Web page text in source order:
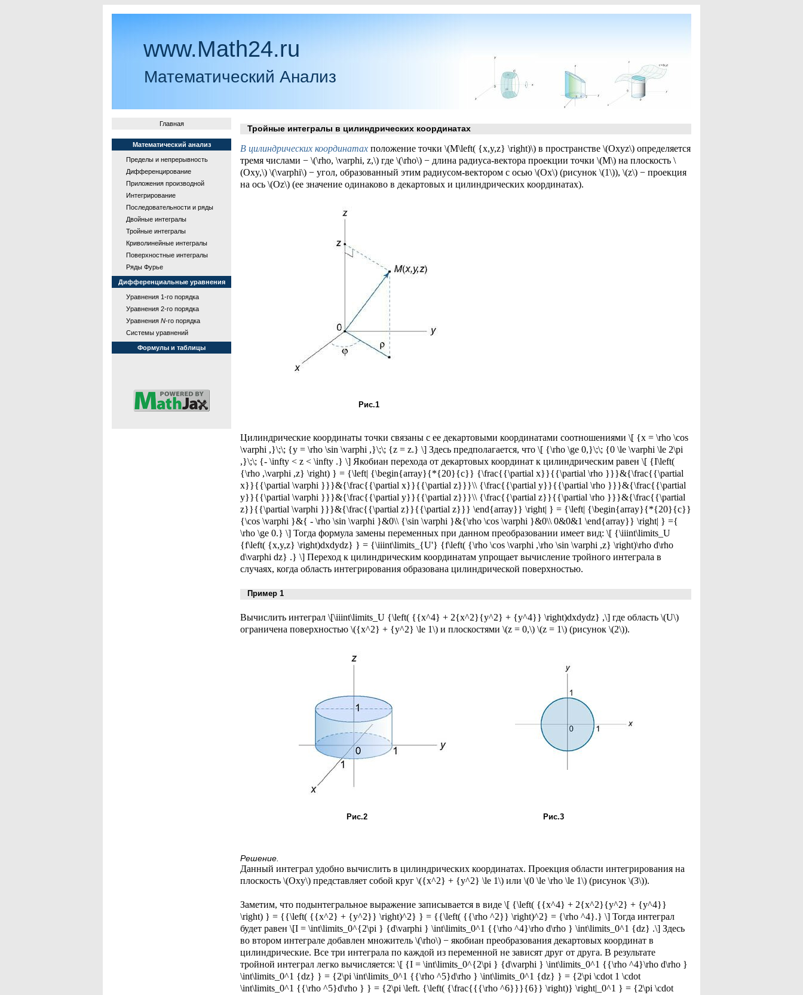
www.Math24.ru
Математический Анализ
Главная
Математический анализ
Пределы и непрерывность
Дифференцирование
Приложения производной
Интегрирование
Последовательности и ряды
Двойные интегралы
Тройные интегралы
Криволинейные интегралы
Поверхностные интегралы
Ряды Фурье
Дифференциальные уравнения
Уравнения 1-го порядка
Уравнения 2-го порядка
Уравнения N-го порядка
Системы уравнений
Формулы и таблицы
Тройные интегралы в цилиндрических координатах
В цилиндрических координатах положение точки \(M\left( {x,y,z} \right)\) в пространстве \(Oxyz\) определяется
тремя числами − \(\rho, \varphi, z,\) где \(\rho\) − длина радиуса-вектора проекции точки \(M\) на плоскость \
(Oxy,\) \(\varphi\) − угол, образованный этим радиусом-вектором с осью \(Ox\) (рисунок \(1\)), \(z\) − проекция
на ось \(Oz\) (ее значение одинаково в декартовых и цилиндрических координатах).
Рис.1
Цилиндрические координаты точки связаны с ее декартовыми координатами соотношениями \[ {x = \rho \cos
\varphi ,}\;\; {y = \rho \sin \varphi ,}\;\; {z = z.} \] Здесь предполагается, что \[ {\rho \ge 0,}\;\; {0 \le \varphi \le 2\pi
,}\;\; {- \infty < z < \infty .} \] Якобиан перехода от декартовых координат к цилиндрическим равен \[ {I\left(
{\rho ,\varphi ,z} \right) } = {\left| {\begin{array}{*{20}{c}} {\frac{{\partial x}}{{\partial \rho }}}&{\frac{{\partial
x}}{{\partial \varphi }}}&{\frac{{\partial x}}{{\partial z}}}\\ {\frac{{\partial y}}{{\partial \rho }}}&{\frac{{\partial
y}}{{\partial \varphi }}}&{\frac{{\partial y}}{{\partial z}}}\\ {\frac{{\partial z}}{{\partial \rho }}}&{\frac{{\partial
z}}{{\partial \varphi }}}&{\frac{{\partial z}}{{\partial z}}} \end{array}} \right| } = {\left| {\begin{array}{*{20}{c}}
{\cos \varphi }&{ - \rho \sin \varphi }&0\\ {\sin \varphi }&{\rho \cos \varphi }&0\\ 0&0&1 \end{array}} \right| } ={
\rho \ge 0.} \] Тогда формула замены переменных при данном преобразовании имеет вид: \[ {\iiint\limits_U
{f\left( {x,y,z} \right)dxdydz} } = {\iiint\limits_{U'} {f\left( {\rho \cos \varphi ,\rho \sin \varphi ,z} \right)\rho d\rho
d\varphi dz} .} \] Переход к цилиндрическим координатам упрощает вычисление тройного интеграла в
случаях, когда область интегрирования образована цилиндрической поверхностью.
Пример 1
Вычислить интеграл \[\iiint\limits_U {\left( {{x^4} + 2{x^2}{y^2} + {y^4}} \right)dxdydz} ,\] где область \(U\)
ограничена поверхностью \({x^2} + {y^2} \le 1\) и плоскостями \(z = 0,\) \(z = 1\) (рисунок \(2\)).
Рис.2 Рис.3
Решение.
Данный интеграл удобно вычислить в цилиндрических координатах. Проекция области интегрирования на
плоскость \(Oxy\) представляет собой круг \({x^2} + {y^2} \le 1\) или \(0 \le \rho \le 1\) (рисунок \(3\)).
Заметим, что подынтегральное выражение записывается в виде \[ {\left( {{x^4} + 2{x^2}{y^2} + {y^4}}
\right) } = {{\left( {{x^2} + {y^2}} \right)^2} } = {{\left( {{\rho ^2}} \right)^2} = {\rho ^4}.} \] Тогда интеграл
будет равен \[I = \int\limits_0^{2\pi } {d\varphi } \int\limits_0^1 {{\rho ^4}\rho d\rho } \int\limits_0^1 {dz} .\] Здесь
во втором интеграле добавлен множитель \(\rho\) − якобиан преобразования декартовых координат в
цилиндрические. Все три интеграла по каждой из переменной не зависят друг от друга. В результате
тройной интеграл легко вычисляется: \[ {I = \int\limits_0^{2\pi } {d\varphi } \int\limits_0^1 {{\rho ^4}\rho d\rho }
\int\limits_0^1 {dz} } = {2\pi \int\limits_0^1 {{\rho ^5}d\rho } \int\limits_0^1 {dz} } = {2\pi \cdot 1 \cdot
\int\limits_0^1 {{\rho ^5}d\rho } } = {2\pi \left. {\left( {\frac{{{\rho ^6}}}{6}} \right)} \right|_0^1 } = {2\pi \cdot